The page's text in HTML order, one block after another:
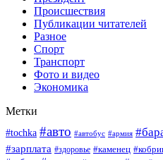
Происшествия
Публикации читателей
Разное
Спорт
Транспорт
Фото и видео
Экономика
Метки
#tochka #авто #автобус #армия
#зарплата #здоровье #каменец